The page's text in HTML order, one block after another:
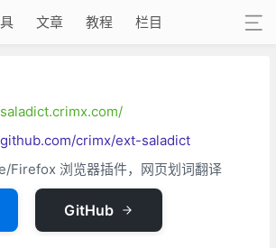
文章 教程 栏目
crimx/ext-saladict
Firefox 浏览器插件，网页划词翻译
GitHub